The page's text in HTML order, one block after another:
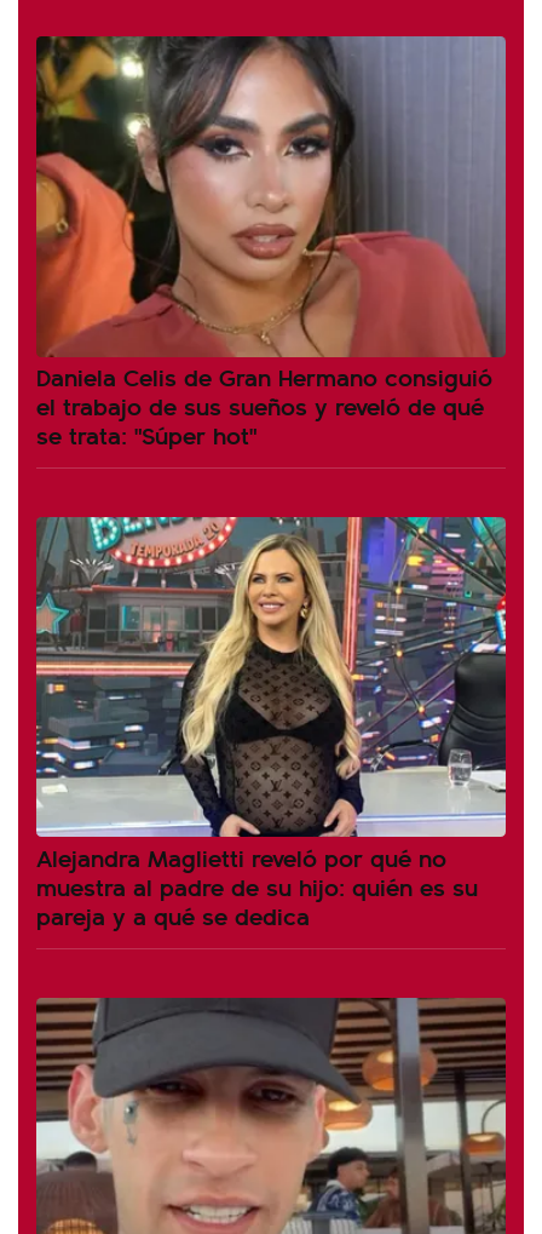
Daniela Celis de Gran Hermano consiguió
el trabajo de sus sueños y reveló de qué
se trata: "Súper hot"
Alejandra Maglietti reveló por qué no
muestra al padre de su hijo: quién es su
pareja y a qué se dedica